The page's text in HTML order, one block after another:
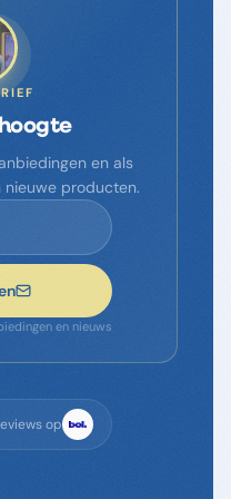
en als
producten.
en nieuws
op